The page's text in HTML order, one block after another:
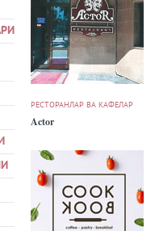
РЕСТОРАНЛАР ВА КАФЕЛАР
Actor